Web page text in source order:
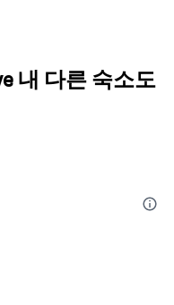
내 다른 숙소도